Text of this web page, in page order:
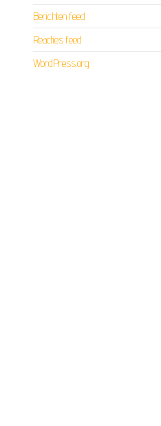
Berichten feed
Reacties feed
WordPress.org